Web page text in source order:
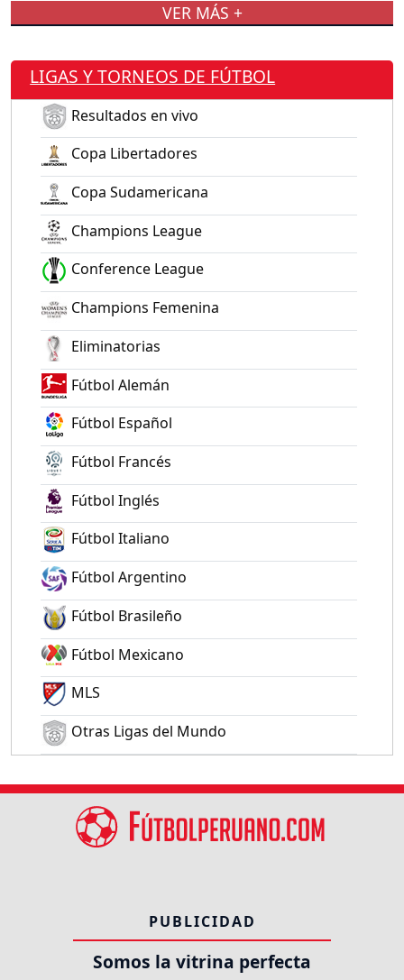
VER MÁS +
LIGAS Y TORNEOS DE FÚTBOL
Resultados en vivo
Copa Libertadores
Copa Sudamericana
Champions League
Conference League
Champions Femenina
Eliminatorias
Fútbol Alemán
Fútbol Español
Fútbol Francés
Fútbol Inglés
Fútbol Italiano
Fútbol Argentino
Fútbol Brasileño
Fútbol Mexicano
MLS
Otras Ligas del Mundo
PUBLICIDAD
Somos la vitrina perfecta